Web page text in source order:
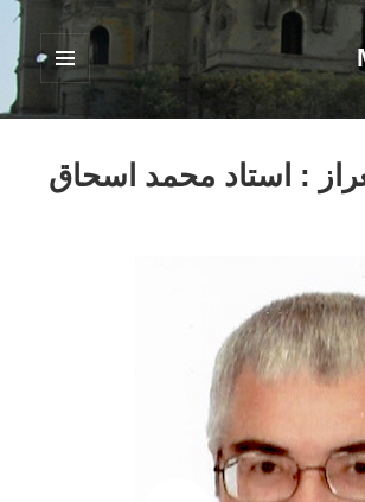
فهرست
ابزارک‌ها
: استاد محمد اسحاق